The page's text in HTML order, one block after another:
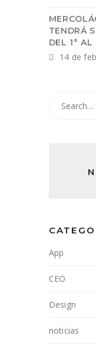
TENDRÁ
DEL 1°
14 de
App
CEO
Design
noticias